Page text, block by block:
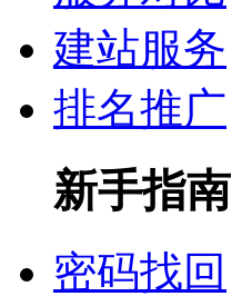
建站服务
排名推广
新手指南
密码找回